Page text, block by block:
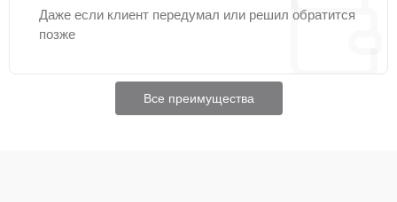
Даже если клиент передумал или решил обратится
позже
Все преимущества